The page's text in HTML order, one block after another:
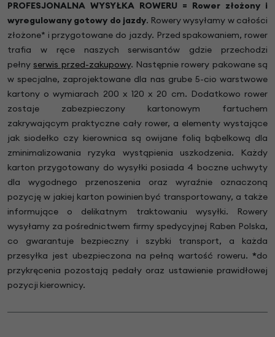
PROFESJONALNA WYSYŁKA ROWERU = Rower złożony i
wyregulowany gotowy do jazdy. Rowery wysyłamy w całości
złożone* i przygotowane do jazdy. Przed spakowaniem, rower
trafia w ręce naszych serwisantów gdzie przechodzi
pełnyserwis przed-zakupowy. Następnie rowery pakowane są
w specjalne, zaprojektowane dla nas grube 5-cio warstwowe
kartony o wymiarach 200 x 120 x 20 cm. Dodatkowo rower
zostaje zabezpieczony kartonowym fartuchem
zakrywającym praktyczne cały rower, a elementy wystające
jak siodełko czy kierownica są owijane folią bąbelkową dla
zminimalizowania ryzyka wystąpienia uszkodzenia. Każdy
karton przygotowany do wysyłki posiada 4 boczne uchwyty
dla wygodnego przenoszenia oraz wyraźnie oznaczoną
pozycję w jakiej karton powinien być transportowany, a także
informujące o delikatnym traktowaniu wysyłki. Rowery
wysyłamy za pośrednictwem firmy spedycyjnej Raben Polska,
co gwarantuje bezpieczny i szybki transport, a każda
przesyłka jest ubezpieczona na pełną wartość roweru. *do
przykręcenia pozostają pedały oraz ustawienie prawidłowej
pozycji kierownicy.